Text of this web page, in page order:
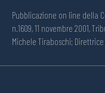
Pubblicazione on line della
n.1609, 11 novembre 2001,
Michele Tiraboschi; Direttrice